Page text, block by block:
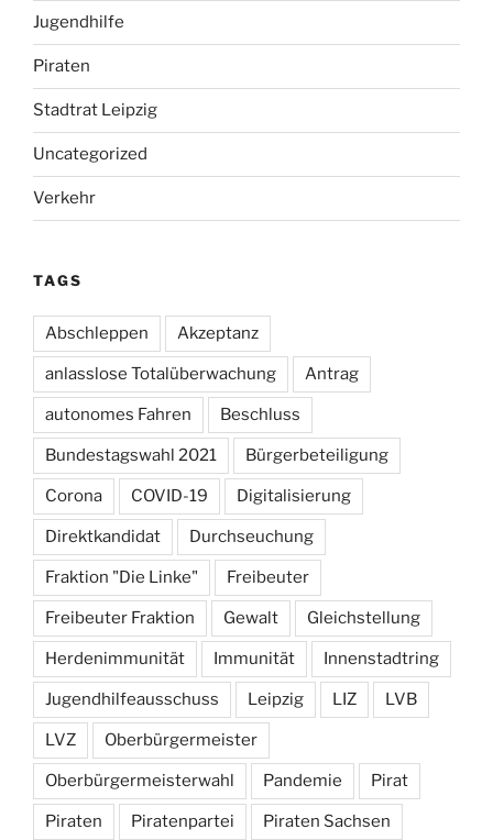
Jugendhilfe
Piraten
Stadtrat Leipzig
Uncategorized
Verkehr
TAGS
Abschleppen Akzeptanz
anlasslose Totalüberwachung Antrag
autonomes Fahren Beschluss
Bundestagswahl 2021 Bürgerbeteiligung
Corona COVID-19 Digitalisierung
Direktkandidat Durchseuchung
Fraktion "Die Linke" Freibeuter
Freibeuter Fraktion Gewalt Gleichstellung
Herdenimmunität Immunität Innenstadtring
Jugendhilfeausschuss Leipzig LIZ LVB
LVZ Oberbürgermeister
Oberbürgermeisterwahl Pandemie Pirat
Piraten Piratenpartei Piraten Sachsen